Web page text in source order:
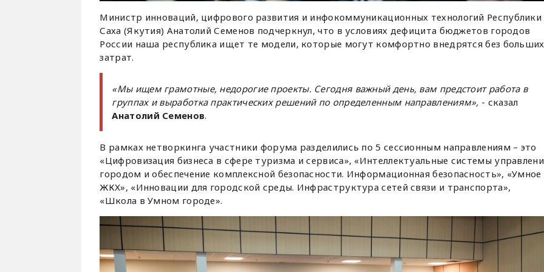
Министр инноваций, цифрового развития и инфокоммуникационных технологий Республики
Саха (Якутия) Анатолий Семенов подчеркнул, что в условиях дефицита бюджетов городов
России наша республика ищет те модели, которые могут комфортно внедрятся без больших
затрат.
«Мы ищем грамотные, недорогие проекты. Сегодня важный день, вам предстоит работа в
группах и выработка практических решений по определенным направлениям», - сказал
Анатолий Семенов.
В рамках нетворкинга участники форума разделились по 5 сессионным направлениям – это
«Цифровизация бизнеса в сфере туризма и сервиса», «Интеллектуальные системы
городом и обеспечение комплексной безопасности. Информационная безопасность», «Умное
ЖКХ», «Инновации для городской среды. Инфраструктура сетей связи и транспорта»,
«Школа в Умном городе».